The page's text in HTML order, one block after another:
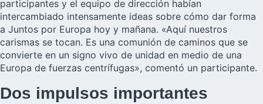
participantes y el equipo de dirección habían
intercambiado intensamente ideas sobre cómo dar forma
a Juntos por Europa hoy y mañana. «Aquí nuestros
carismas se tocan. Es una comunión de caminos que se
convierte en un signo vivo de unidad en medio de una
Europa de fuerzas centrífugas», comentó un participante.
Dos impulsos importantes